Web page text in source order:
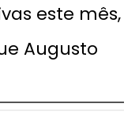
este mês,
Augusto